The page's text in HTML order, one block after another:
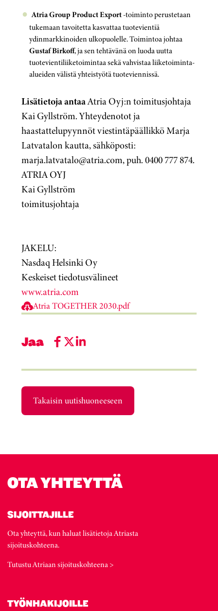
Atria Group Product Export-toiminto perustetaan
tukemaan tavoitetta kasvattaa tuotevientiä
ydinmarkkinoiden ulkopuolelle. Toimintoa johtaa
Gustaf Birkoff, ja sen tehtävänä on luoda uutta
tuotevientiliiketoimintaa sekä vahvistaa liiketoiminta-
alueiden välistä yhteistyötä tuoteviennissä.
Lisätietoja antaaAtria Oyj:n toimitusjohtaja
Kai Gyllström. Yhteydenotot ja
haastattelupyynnöt viestintäpäällikkö Marja
Latvatalon kautta, sähköposti:
marja.latvatalo@atria.com, puh. 0400 777 874.
ATRIA OYJ
Kai Gyllström
toimitusjohtaja
JAKELU:
Nasdaq Helsinki Oy
Keskeiset tiedotusvälineet
www.atria.com
Atria TOGETHER 2030.pdf
Jaa
Takaisin uutishuoneeseen
OTA YHTEYTTÄ
SIJOITTAJILLE
Ota yhteyttä, kun haluat lisätietoja Atriasta
sijoituskohteena.
Tutustu Atriaan sijoituskohteena >
TYÖNHAKIJOILLE